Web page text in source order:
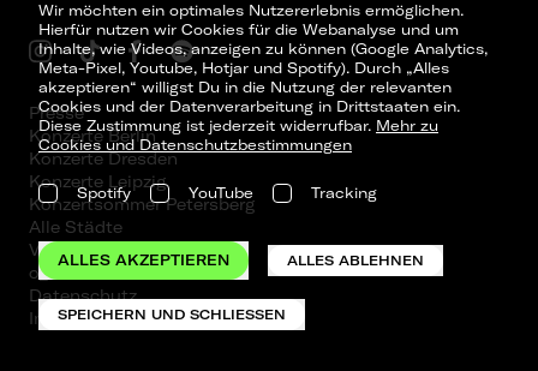
Wir möchten ein optimales Nutzererlebnis ermöglichen.
Hierfür nutzen wir Cookies für die Webanalyse und um
Inhalte, wie Videos, anzeigen zu können (Google Analytics,
Meta-Pixel, Youtube, Hotjar und Spotify). Durch „Alles
akzeptieren“ willigst Du in die Nutzung der relevanten
Cookies und der Datenverarbeitung in Drittstaaten ein.
Diese Zustimmung ist jederzeit widerrufbar. Mehr zu
Cookies und Datenschutzbestimmungen
Spotify YouTube Tracking
ALLES AKZEPTIEREN ALLES ABLEHNEN
SPEICHERN UND SCHLIESSEN
Presse
Konzerte Berlin
Konzerte Dresden
Konzerte Leipzig
Konzertsommer Petersberg
Alle Städte
Vergangene Shows
o_team
Datenschutz
Impressum